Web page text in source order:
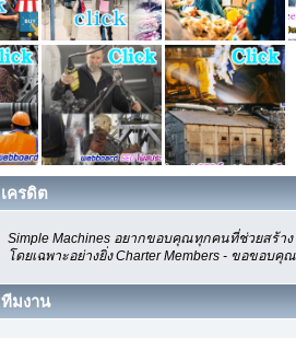
เครดิต
Simple Machines อยากขอบคุณทุกคนที่ช่วยสร้า
โดยเฉพาะอย่างยิ่ง Charter Members - ขอขอ
ทีมงาน